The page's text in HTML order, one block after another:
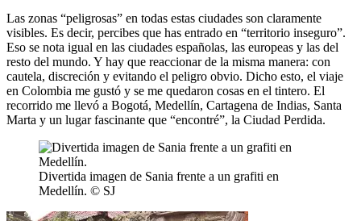
Las zonas “peligrosas” en todas estas ciudades son claramente
visibles. Es decir, percibes que has entrado en “territorio inseguro”.
Eso se nota igual en las ciudades españolas, las europeas y las del
resto del mundo. Y hay que reaccionar de la misma manera: con
cautela, discreción y evitando el peligro obvio. Dicho esto, el viaje
en Colombia me gustó y se me quedaron cosas en el tintero. El
recorrido me llevó a Bogotá, Medellín, Cartagena de Indias, Santa
Marta y un lugar fascinante que “encontré”, la Ciudad Perdida.
Divertida imagen de Sania frente a un grafiti en
Medellín. © SJ